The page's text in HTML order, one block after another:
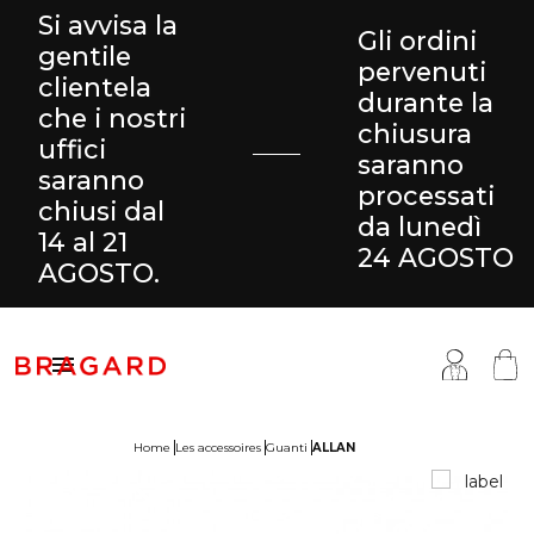
Si avvisa la
gentile
clientela
che i nostri
uffici
saranno
chiusi dal
14 al 21
AGOSTO.
Gli ordini
pervenuti
durante la
chiusura
saranno
processati
da lunedì
24 AGOSTO

Home Les accessoires Guanti ALLAN